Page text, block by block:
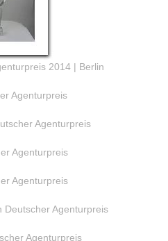
2014 | Berlin
Agenturpreis
Agenturpreis
Agenturpreis
Agenturpreis
Deutscher Agenturpreis
Agenturpreis